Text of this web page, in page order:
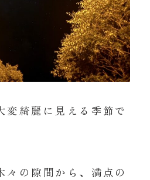
変綺麗に見える季節で
々の隙間から、満点の